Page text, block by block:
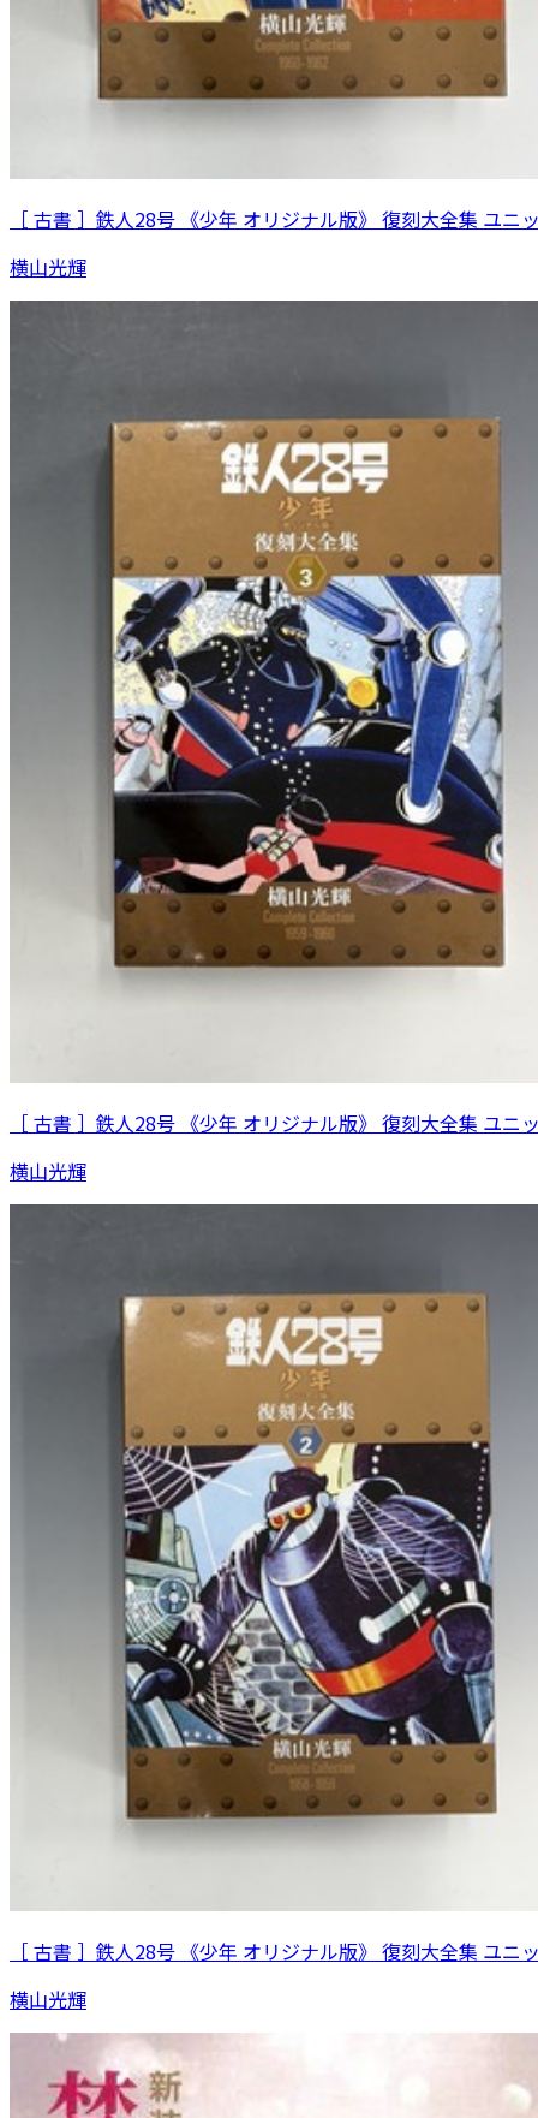
［ 古書 ］鉄人28号 《少年 オリジナル版》 復刻大全集 ユニ
横山光輝
［ 古書 ］鉄人28号 《少年 オリジナル版》 復刻大全集 ユニ
横山光輝
［ 古書 ］鉄人28号 《少年 オリジナル版》 復刻大全集 ユニ
横山光輝